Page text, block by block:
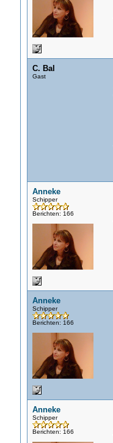
C. Bal
Gast
Anneke
Schipper
Berichten: 166
Anneke
Schipper
Berichten: 166
Anneke
Schipper
Berichten: 166